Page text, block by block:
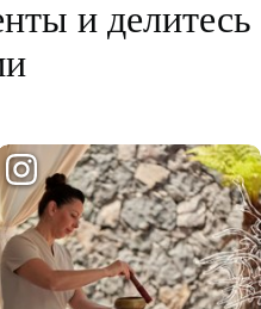
и делитесь